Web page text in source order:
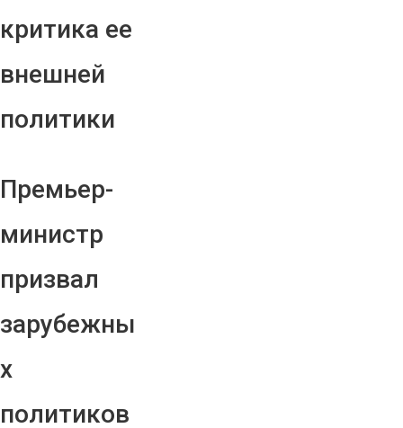
критика ее
внешней
политики
Премьер-
министр
призвал
зарубежны
х
политиков